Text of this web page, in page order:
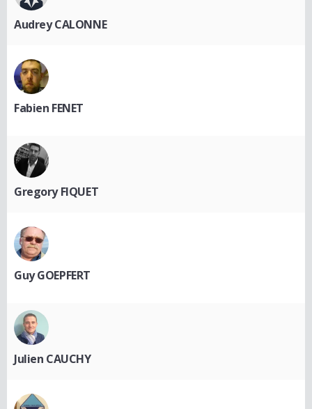
Audrey CALONNE
Fabien FENET
Gregory FIQUET
Guy GOEPFERT
Julien CAUCHY